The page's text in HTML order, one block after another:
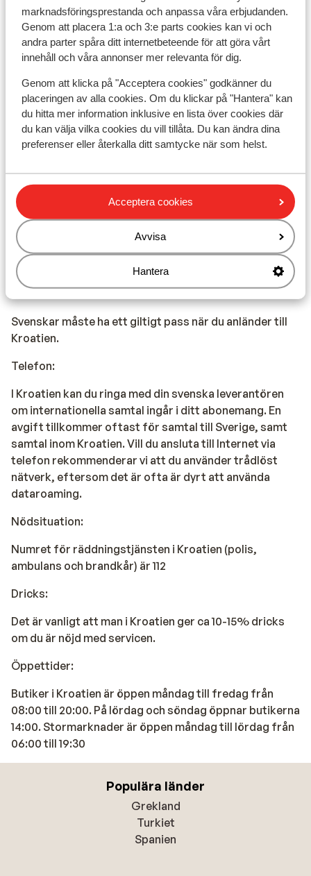
marknadsföringsprestanda och anpassa våra erbjudanden.
Genom att placera 1:a och 3:e parts cookies kan vi och
andra parter spåra ditt internetbeteende för att göra vårt
innehåll och våra annonser mer relevanta för dig.
Genom att klicka på "Acceptera cookies" godkänner du
placeringen av alla cookies. Om du klickar på "Hantera" kan
du hitta mer information inklusive en lista över cookies där
du kan välja vilka cookies du vill tillåta. Du kan ändra dina
preferenser eller återkalla ditt samtycke när som helst.
Acceptera cookies
Avvisa
Hantera
engelska.
Tidsskillnad:
Det finns ingen tidsskillnaden mellan Sverige och
Kroatien
Valuta:
Den officiella valutan är euro. I turiststäder (vid havet)
finns det vanligtvis flera bankomater. Vill du betala med
El:
Spänningen är 220 volt, som i Sverige. uttagen är också
samma.
Pass:
Svenskar måste ha ett giltigt pass när du anländer till
Kroatien.
Telefon:
I Kroatien kan du ringa med din svenska leverantören
om internationella samtal ingår i ditt abonemang. En
avgift tillkommer oftast för samtal till Sverige, samt
samtal inom Kroatien. Vill du ansluta till Internet via
telefon rekommenderar vi att du använder trådlöst
nätverk, eftersom det är ofta är dyrt att använda
dataroaming.
Nödsituation:
Numret för räddningstjänsten i Kroatien (polis,
ambulans och brandkår) är 112
Dricks:
Det är vanligt att man i Kroatien ger ca 10-15% dricks
om du är nöjd med servicen.
Öppettider:
Butiker i Kroatien är öppen måndag till fredag ​​från
08:00 till 20:00. På lördag och söndag öppnar butikerna
14:00. Stormarknader är öppen måndag till lördag från
06:00 till 19:30
Populära länder
Grekland
Turkiet
Spanien